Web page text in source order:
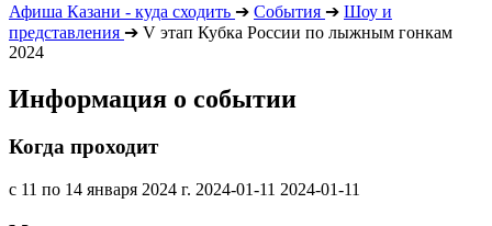
Афиша Казани - куда сходить ➔ События ➔ Шоу и
представления ➔ V этап Кубка России по лыжным гонкам
2024
Информация о событии
Когда проходит
с 11 по 14 января 2024 г. 2024-01-11 2024-01-11